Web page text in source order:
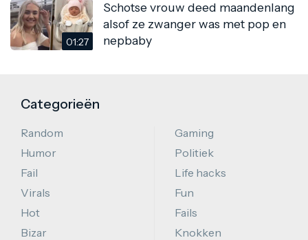
01:27
Schotse vrouw deed maandenlang
alsof ze zwanger was met pop en
nepbaby
Categorieën
Random
Humor
Fail
Virals
Hot
Bizar
Gaming
Politiek
Life hacks
Fun
Fails
Knokken